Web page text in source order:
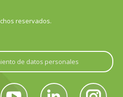
reservados.
de datos personales
en: